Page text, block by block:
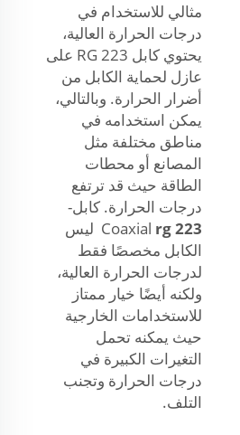
مثالي للاستخدام في
درجات الحرارة العالية،
يحتوي كابل RG 223 على
عازل لحماية الكابل من
أضرار الحرارة. وبالتالي،
يمكن استخدامه في
مناطق مختلفة مثل
المصانع أو محطات
الطاقة حيث قد ترتفع
درجات الحرارة. كابل-
Coaxial rg 223
ليس
الكابل مخصصًا فقط
لدرجات الحرارة العالية،
ولكنه أيضًا خيار ممتاز
للاستخدامات الخارجية
حيث يمكنه تحمل
التغيرات الكبيرة في
درجات الحرارة وتجنب
التلف.